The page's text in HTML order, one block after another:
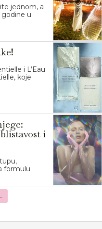
jednom, a
u
i L’Eau
koje
i
formulu